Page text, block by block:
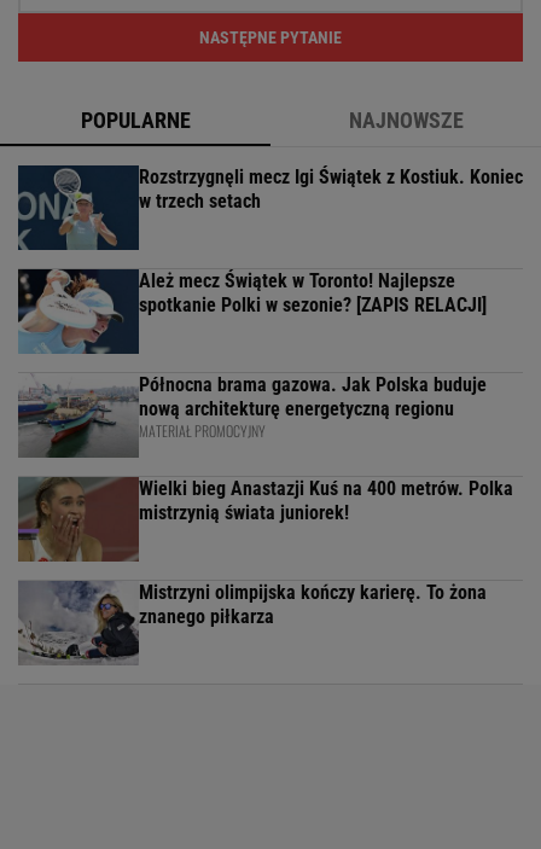
NASTĘPNE PYTANIE
POPULARNE NAJNOWSZE
Rozstrzygnęli mecz Igi Świątek z Kostiuk. Koniec
w trzech setach
Ależ mecz Świątek w Toronto! Najlepsze
spotkanie Polki w sezonie? [ZAPIS RELACJI]
Północna brama gazowa. Jak Polska buduje
nową architekturę energetyczną regionu
MATERIAŁ PROMOCYJNY
Wielki bieg Anastazji Kuś na 400 metrów. Polka
mistrzynią świata juniorek!
Mistrzyni olimpijska kończy karierę. To żona
znanego piłkarza